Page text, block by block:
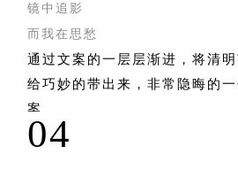
镜中追影
而我在思愁
通过文案的一层层渐进，将清
给巧妙的带出来，非常隐晦的
案。
04